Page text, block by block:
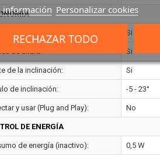
Si
de altura: Si
de la inclinación: Si
de inclinación: -5 - 23°
y usar (Plug and Play): No
DE ENERGÍA
de energía (inactivo): 0,5 W
información Personalizar cookies
RECHAZAR TODO